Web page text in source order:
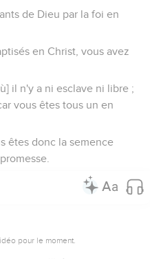
de Dieu par la foi en
en Christ, vous avez
il n'y a ni esclave ni libre ;
vous êtes tous un en
êtes donc la semence
pour le moment.